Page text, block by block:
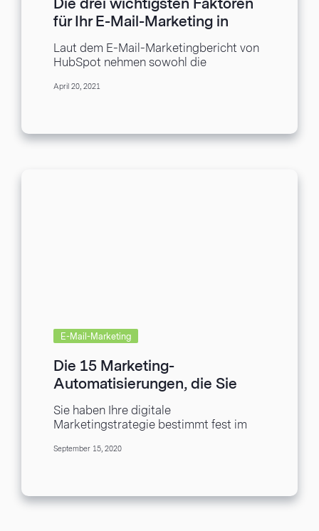
Die drei wichtigsten Faktoren
für Ihr E-Mail-Marketing in
diesem Jahr
Laut dem E-Mail-Marketingbericht von
HubSpot nehmen sowohl die
E-Mail-Marketing zu, was Sie
April 20, 2021
E-Mail-Marketing
Die 15 Marketing-
Automatisierungen, die Sie
kennen sollten
Sie haben Ihre digitale
Marketingstrategie bestimmt fest im
eingehend untersucht, Ihre aktuelle
September 15, 2020